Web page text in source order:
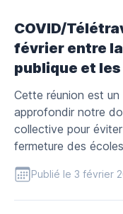
COVID/
février entre
publique et
Cette réunion est
approfondir notre
collective pour
fermeture des
Publié le 3 février